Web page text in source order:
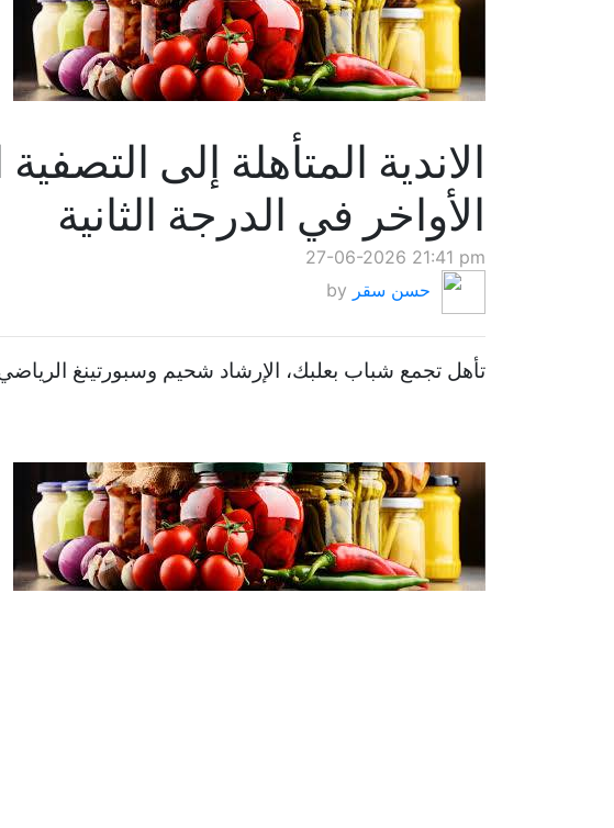
الاندية المتأهلة إلى التصفية
الأواخر في الدرجة الثانية
27-06-2026 21:41 pm
by حسن سقر
تأهل تجمع شباب بعلبك، الإرشاد شحيم وسبورتينغ الرياضي